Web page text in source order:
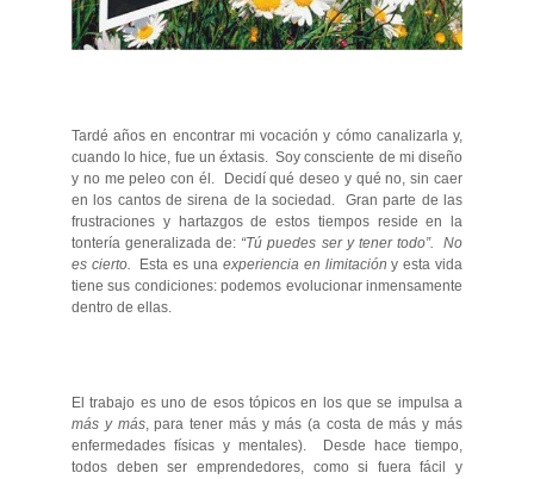
Tardé años en encontrar mi vocación y cómo canalizarla y,
cuando lo hice, fue un éxtasis. Soy consciente de mi diseño
y no me peleo con él. Decidí qué deseo y qué no, sin caer
en los cantos de sirena de la sociedad. Gran parte de las
frustraciones y hartazgos de estos tiempos reside en la
tontería generalizada de: “Tú puedes ser y tener todo”. No
es cierto.
Esta es una experiencia en limitación y esta vida
tiene sus condiciones: podemos evolucionar inmensamente
dentro de ellas.
El trabajo es uno de esos tópicos en los que se impulsa a
más y más, para tener más y más (a costa de más y más
enfermedades físicas y mentales). Desde hace tiempo,
todos deben ser emprendedores, como si fuera fácil y